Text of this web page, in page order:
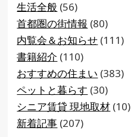
生活全般 (56)
首都圏の街情報 (80)
内覧会＆お知らせ (111)
書籍紹介 (110)
おすすめの住まい (383)
ペットと暮らす (30)
シニア賃貸 現地取材 (10)
新着記事 (207)